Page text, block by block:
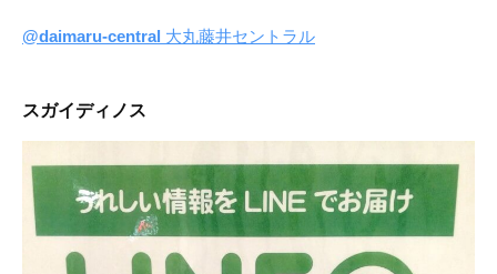
@daimaru-central 大丸藤井セントラル
スガイディノス